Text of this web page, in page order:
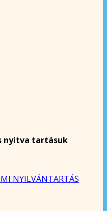
nyitva tartásuk
NYILVÁNTARTÁS